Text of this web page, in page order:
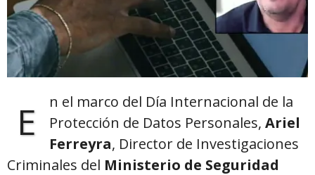
E
n el marco del Día Internacional de la
Protección de Datos Personales, Ariel
Ferreyra, Director de Investigaciones
Criminales del Ministerio de Seguridad